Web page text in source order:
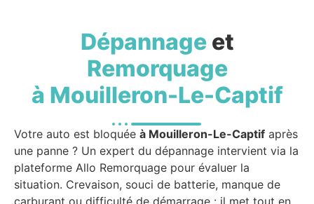
Dépannageet
Remorquage
à Mouilleron-Le-Captif
Votre auto est bloquée à Mouilleron-Le-Captif après
une panne ? Un expert du dépannage intervient via la
plateforme Allo Remorquage pour évaluer la
situation. Crevaison, souci de batterie, manque de